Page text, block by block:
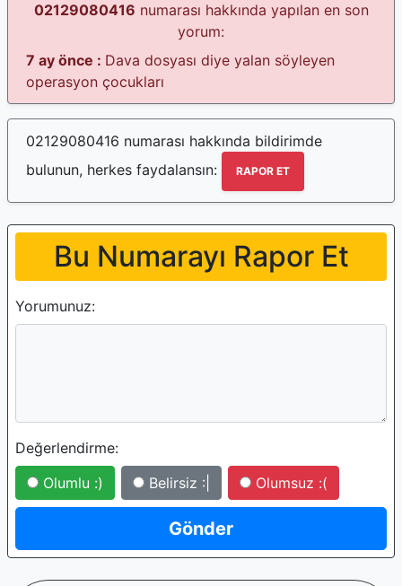
02129080416 numarası hakkında yapılan en son
yorum:
7 ay önce : Dava dosyası diye yalan söyleyen
operasyon çocukları
02129080416 numarası hakkında bildirimde
bulunun, herkes faydalansın:
RAPOR ET
Bu Numarayı Rapor Et
Yorumunuz:
Değerlendirme:
Olumlu :)
Belirsiz :| Olumsuz :(